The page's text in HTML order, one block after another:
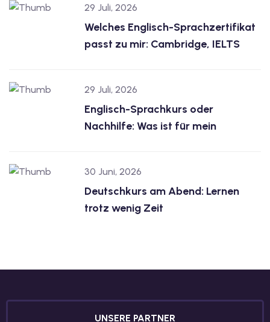
mit Gutschein
29 Juli, 2026
Welches Englisch-Sprachzertifikat
passt zu mir: Cambridge, IELTS
29 Juli, 2026
Englisch-Sprachkurs oder
Nachhilfe: Was ist für mein
30 Juni, 2026
Deutschkurs am Abend: Lernen
trotz wenig Zeit
UNSERE PARTNER